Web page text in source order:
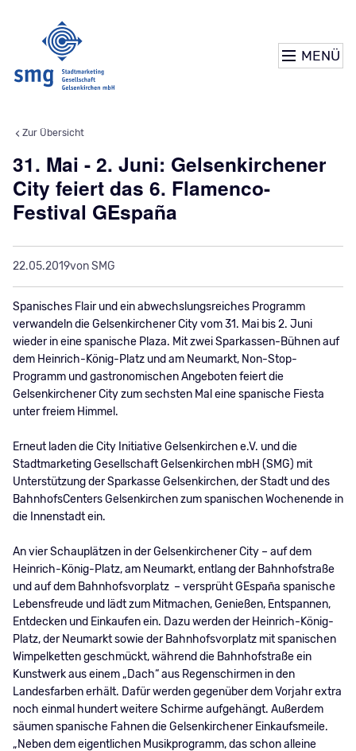
MENÜ
31. Mai - 2. Juni: Gelsenkirchener
City feiert das 6. Flamenco-
Festival GEspaña
22.05.2019von SMG
Spanisches Flair und ein abwechslungsreiches Programm
verwandeln die Gelsenkirchener City vom 31. Mai bis 2. Juni
wieder in eine spanische Plaza. Mit zwei Sparkassen-Bühnen auf
dem Heinrich-König-Platz und am Neumarkt, Non-Stop-
Programm und gastronomischen Angeboten feiert die
Gelsenkirchener City zum sechsten Mal eine spanische Fiesta
unter freiem Himmel.
Erneut laden die City Initiative Gelsenkirchen e.V. und die
Stadtmarketing Gesellschaft Gelsenkirchen mbH (SMG) mit
Unterstützung der Sparkasse Gelsenkirchen, der Stadt und des
BahnhofsCenters Gelsenkirchen zum spanischen Wochenende in
die Innenstadt ein.
An vier Schauplätzen in der Gelsenkirchener City – auf dem
Heinrich-König-Platz, am Neumarkt, entlang der Bahnhofstraße
und auf dem Bahnhofsvorplatz – versprüht GEspaña spanische
Lebensfreude und lädt zum Mitmachen, Genießen, Entspannen,
Entdecken und Einkaufen ein. Dazu werden der Heinrich-König-
Platz, der Neumarkt sowie der Bahnhofsvorplatz mit spanischen
Wimpelketten geschmückt, während die Bahnhofstraße ein
Kunstwerk aus einem „Dach“ aus Regenschirmen in den
Landesfarben erhält. Dafür werden gegenüber dem Vorjahr extra
noch einmal hundert weitere Schirme aufgehängt. Außerdem
säumen spanische Fahnen die Gelsenkirchener Einkaufsmeile.
„Neben dem eigentlichen Musikprogramm, das schon alleine
Zur Übersicht